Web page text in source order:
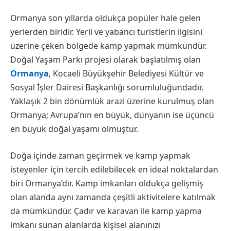
Ormanya son yıllarda oldukça popüler hale gelen
yerlerden biridir. Yerli ve yabancı turistlerin ilgisini
üzerine çeken bölgede kamp yapmak mümkündür.
Doğal Yaşam Parkı projesi olarak başlatılmış olan
Ormanya, Kocaeli Büyükşehir Belediyesi Kültür ve
Sosyal İşler Dairesi Başkanlığı sorumluluğundadır.
Yaklaşık 2 bin dönümlük arazi üzerine kurulmuş olan
Ormanya; Avrupa’nın en büyük, dünyanın ise üçüncü
en büyük doğal yaşamı olmuştur.
Doğa içinde zaman geçirmek ve kamp yapmak
isteyenler için tercih edilebilecek en ideal noktalardan
biri Ormanya’dır. Kamp imkanları oldukça gelişmiş
olan alanda aynı zamanda çeşitli aktivitelere katılmak
da mümkündür. Çadır ve karavan ile kamp yapma
imkanı sunan alanlarda kişisel alanınızı